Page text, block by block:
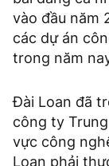
vào đầu năm
các dự án
trong năm
Đài Loan đã
công ty
vực công
Loan phải